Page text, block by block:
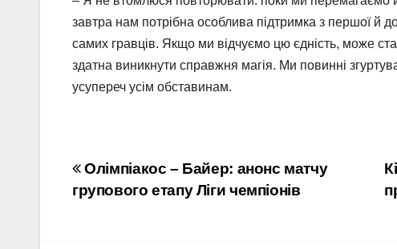
завтра нам потрібна особлива підтримка з першої й
самих гравців. Якщо ми відчуємо цю єдність, може
здатна виникнути справжня магія. Ми повинні
усупереч усім обставинам.
Навігація
записів
Олімпіакос – Байер: анонс матчу
групового етапу Ліги чемпіонів